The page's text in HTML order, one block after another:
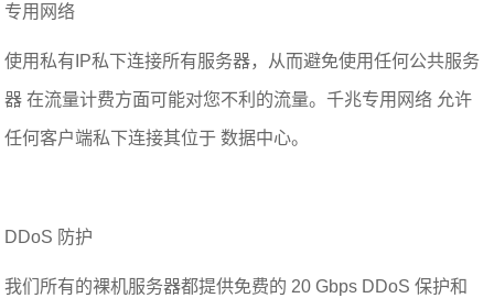
专用网络
使用私有IP私下连接所有服务器，从而避免使用任何公共服务
器 在流量计费方面可能对您不利的流量。千兆专用网络 允许
任何客户端私下连接其位于 数据中心。
DDoS 防护
我们所有的裸机服务器都提供免费的 20 Gbps DDoS 保护和